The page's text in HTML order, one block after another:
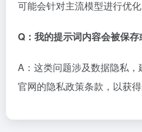
可能会针对主流模型进行优化
Q：我的提示词内容会被保
A：这类问题涉及数据隐私
官网的隐私政策条款，以获